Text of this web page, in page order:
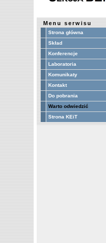
Menu serwisu
Strona główna
Skład
Konferencje
Laboratoria
Komunikaty
Kontakt
Do pobrania
Warto odwiedzić
Strona KEiT